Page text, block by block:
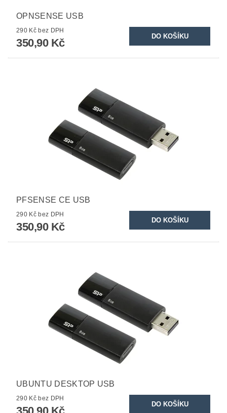
OPNSENSE USB
290 Kč bez DPH
350,90 Kč
PFSENSE CE USB
290 Kč bez DPH
350,90 Kč
UBUNTU DESKTOP USB
290 Kč bez DPH